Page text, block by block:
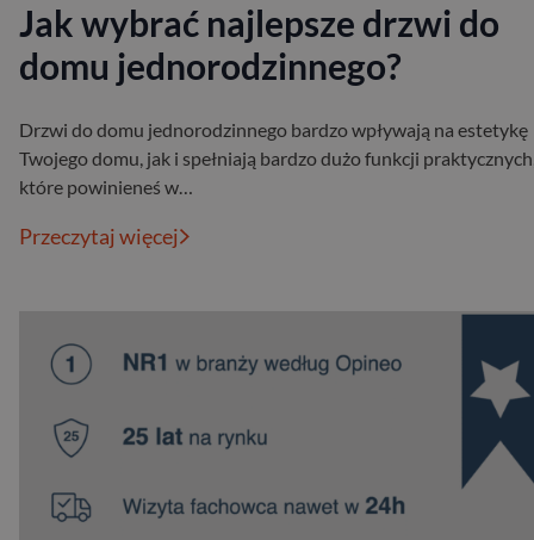
Jak wybrać najlepsze drzwi do
domu jednorodzinnego?
Drzwi do domu jednorodzinnego bardzo wpływają na estetykę
Twojego domu, jak i spełniają bardzo dużo funkcji
które powinieneś w…
Przeczytaj więcej